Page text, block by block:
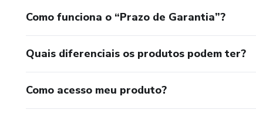
Como funciona o “Prazo de Garantia”?
Quais diferenciais os produtos podem ter?
Como acesso meu produto?